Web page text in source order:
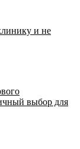
и не
выбор для